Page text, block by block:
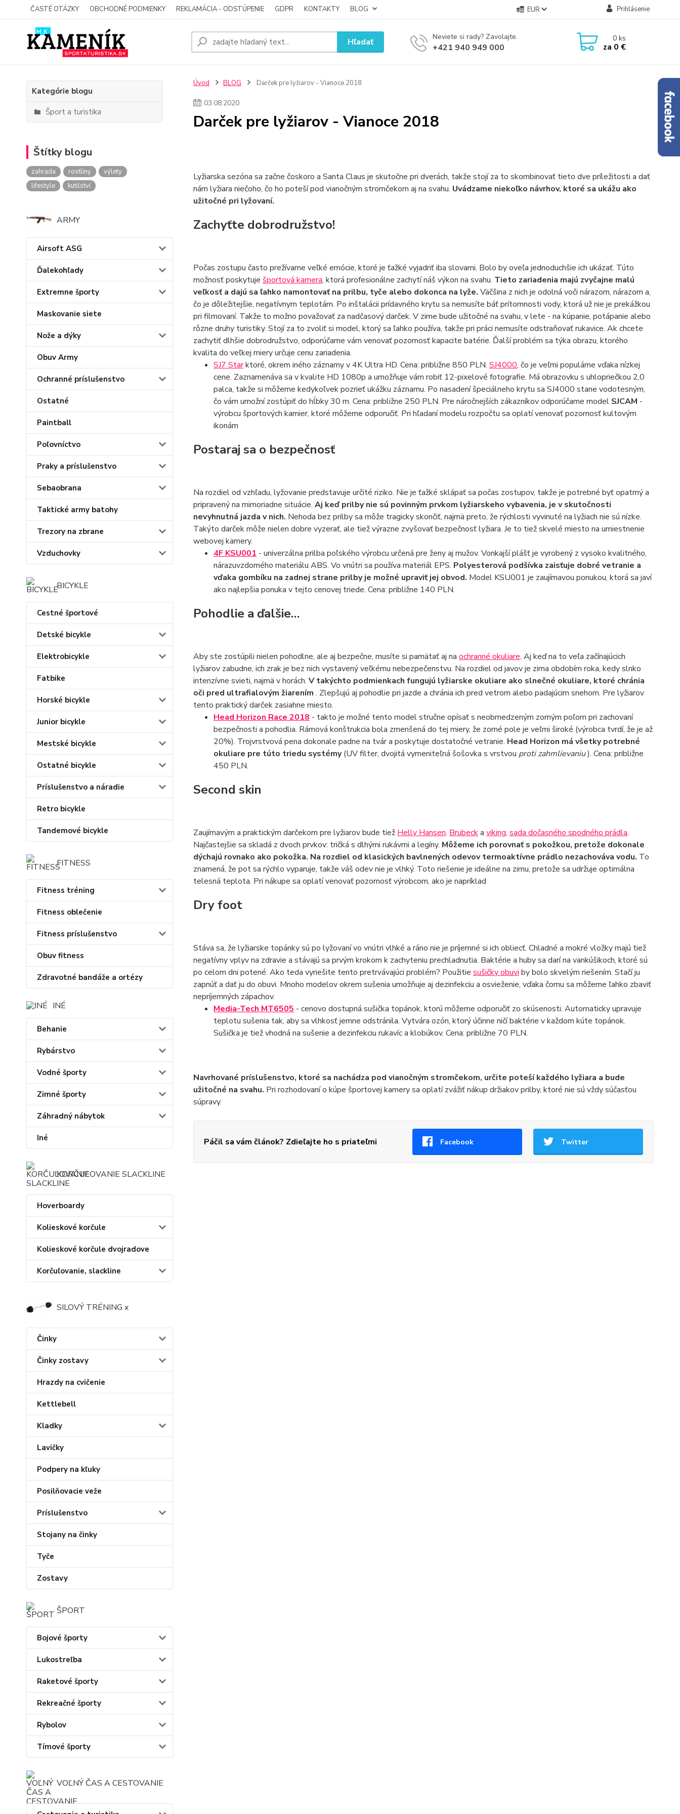
ČASTÉ OTÁZKY OBCHODNÉ PODMIENKY REKLAMÁCIA - ODSTÚPENIE GDPR KONTAKTY BLOG EUR Prihlásenie
Hľadať Neviete si rady? Zavolajte.
+421 940 949 000
0ks
za 0 €
Kategórie blogu
Šport a turistika
Štítky blogu
zahrada rostliny
výlety
lifestyle
kutilství
ARMY
Airsoft ASG
Ďalekohľady
Extremne športy
Maskovanie siete
Nože a dýky
Obuv Army
Ochranné príslušenstvo
Ostatné
Paintball
Poľovníctvo
Praky a príslušenstvo
Sebaobrana
Taktické army batohy
Trezory na zbrane
Vzduchovky
BICYKLE
Cestné športové
Detské bicykle
Elektrobicykle
Fatbike
Horské bicykle
Junior bicykle
Mestské bicykle
Ostatné bicykle
Príslušenstvo a náradie
Retro bicykle
Tandemové bicykle
FITNESS
Fitness tréning
Fitness oblečenie
Fitness príslušenstvo
Obuv fitness
Zdravotné bandáže a ortézy
INÉ
Behanie
Rybárstvo
Vodné športy
Zimné športy
Záhradný nábytok
Iné
KORČUĽOVANIE SLACKLINE
Hoverboardy
Kolieskové korčule
Kolieskové korčule dvojradove
Korčuľovanie, slackline
SILOVÝ TRÉNING x
Činky
Činky zostavy
Hrazdy na cvičenie
Kettlebell
Kladky
Lavičky
Podpery na kľuky
Posilňovacie veže
Príslušenstvo
Stojany na činky
Tyče
Zostavy
ŠPORT
Bojové športy
Lukostreľba
Raketové športy
Rekreačné športy
Rybolov
Tímové športy
VOĽNÝ ČAS A CESTOVANIE
Úvod BLOG Darček pre lyžiarov - Vianoce 2018
03.08.2020
Darček pre lyžiarov - Vianoce 2018
Lyžiarska sezóna sa začne čoskoro a Santa Claus je skutočne pri dverách, takže stojí za to skombinovať tieto dve príležitosti a dať
nám lyžiara niečoho, čo ho poteší pod vianočným stromčekom aj na svahu. Uvádzame niekoľko návrhov, ktoré sa ukážu ako
užitočné pri lyžovaní.
Zachyťte dobrodružstvo!
Počas zostupu často prežívame veľké emócie, ktoré je ťažké vyjadriť iba slovami. Bolo by oveľa jednoduchšie ich ukázať. Túto
možnosť poskytuje športová kamera, ktorá profesionálne zachytí náš výkon na svahu. Tieto zariadenia majú zvyčajne malú
veľkosť a dajú sa ľahko namontovať na prilbu, tyče alebo dokonca na lyže. Väčšina z nich je odolná voči nárazom, nárazom a,
čo je dôležitejšie, negatívnym teplotám. Po inštalácii prídavného krytu sa nemusíte báť prítomnosti vody, ktorá už nie je prekážkou
pri filmovaní. Takže to možno považovať za nadčasový darček. V zime bude užitočné na svahu, v lete - na kúpanie, potápanie alebo
rôzne druhy turistiky. Stojí za to zvoliť si model, ktorý sa ľahko používa, takže pri práci nemusíte odstraňovať rukavice. Ak chcete
zachytiť dlhšie dobrodružstvo, odporúčame vám venovať pozornosť kapacite batérie. Ďalší problém sa týka obrazu, ktorého
kvalita do veľkej miery určuje cenu zariadenia.
SJ7 Starktoré, okrem iného záznamy v 4K Ultra HD. Cena: približne 850 PLN. SJ4000, čo je veľmi populárne vďaka nízkej
cene. Zaznamenáva sa v kvalite HD 1080p a umožňuje vám robiť 12-pixelové fotografie. Má obrazovku s uhlopriečkou 2,0
palca, takže si môžeme kedykoľvek pozrieť ukážku záznamu. Po nasadení špeciálneho krytu sa SJ4000 stane vodotesným,
čo vám umožní zostúpiť do hĺbky 30 m. Cena: približne 250 PLN. Pre náročnejších zákazníkov odporúčame model SJCAM -
výrobcu športových kamier, ktoré môžeme odporučiť. Pri hľadaní modelu rozpočtu sa oplatí venovať pozornosť kultovým
ikonám
Postaraj sa o bezpečnosť
Na rozdiel od vzhľadu, lyžovanie predstavuje určité riziko. Nie je ťažké sklápať sa počas zostupov, takže je potrebné byť opatrný a
pripravený na mimoriadne situácie. Aj keď prilby nie sú povinným prvkom lyžiarskeho vybavenia, je v skutočnosti
nevyhnutná jazda v nich. Nehoda bez prilby sa môže tragicky skončiť, najmä preto, že rýchlosti vyvinuté na lyžiach nie sú nízke.
Takýto darček môže nielen dobre vyzerať, ale tiež výrazne zvyšovať bezpečnosť lyžiara. Je to tiež skvelé miesto na umiestnenie
webovej kamery.
4F KSU001 - univerzálna prilba poľského výrobcu určená pre ženy aj mužov. Vonkajší plášť je vyrobený z vysoko kvalitného,
nárazuvzdorného materiálu ABS. Vo vnútri sa používa materiál EPS. Polyesterová podšívka zaisťuje dobré vetranie a
vďaka gombíku na zadnej strane prilby je možné upraviť jej obvod. Model KSU001 je zaujímavou ponukou, ktorá sa javí
ako najlepšia ponuka v tejto cenovej triede. Cena: približne 140 PLN.
Pohodlie a ďalšie…
Aby ste zostúpili nielen pohodlne, ale aj bezpečne, musíte si pamätať aj na ochranné okuliare. Aj keď na to veľa začínajúcich
lyžiarov zabudne, ich zrak je bez nich vystavený veľkému nebezpečenstvu. Na rozdiel od javov je zima obdobím roka, kedy slnko
intenzívne svieti, najmä v horách. V takýchto podmienkach fungujú lyžiarske okuliare ako slnečné okuliare, ktoré chránia
oči pred ultrafialovým žiarením . Zlepšujú aj pohodlie pri jazde a chránia ich pred vetrom alebo padajúcim snehom. Pre lyžiarov
tento praktický darček zasiahne miesto.
Head Horizon Race 2018 - takto je možné tento model stručne opísať s neobmedzeným zorným poľom pri zachovaní
bezpečnosti a pohodlia. Rámová konštrukcia bola zmenšená do tej miery, že zorné pole je veľmi široké (výrobca tvrdí, že je až
20%). Trojvrstvová pena dokonale padne na tvár a poskytuje dostatočné vetranie. Head Horizon má všetky potrebné
okuliare pre túto triedu systémy(UV filter, dvojitá vymeniteľná šošovka s vrstvou proti zahmlievaniu). Cena: približne
450 PLN.
Second skin
Zaujímavým a praktickým darčekom pre lyžiarov bude tiež Helly Hansen. Brubecka viking, sada dočasného spodného prádla.
Najčastejšie sa skladá z dvoch prvkov: tričká s dlhými rukávmi a legíny. Môžeme ich porovnať s pokožkou, pretože dokonale
dýchajú rovnako ako pokožka. Na rozdiel od klasických bavlnených odevov termoaktívne prádlo nezachováva vodu. To
znamená, že pot sa rýchlo vyparuje, takže váš odev nie je vlhký. Toto riešenie je ideálne na zimu, pretože sa udržuje optimálna
telesná teplota. Pri nákupe sa oplatí venovať pozornosť výrobcom, ako je napríklad
Dry foot
Stáva sa, že lyžiarske topánky sú po lyžovaní vo vnútri vlhké a ráno nie je príjemné si ich obliecť. Chladné a mokré vložky majú tiež
negatívny vplyv na zdravie a stávajú sa prvým krokom k zachyteniu prechladnutia. Baktérie a huby sa darí na vankúšikoch, ktoré sú
po celom dni potené. Ako teda vyriešite tento pretrvávajúci problém? Použitie sušičky obuvi by bolo skvelým riešením. Stačí ju
zapnúť a dať ju do obuvi. Mnoho modelov okrem sušenia umožňuje aj dezinfekciu a osvieženie, vďaka čomu sa môžeme ľahko zbaviť
nepríjemných zápachov.
Media-Tech MT6505 - cenovo dostupná sušička topánok, ktorú môžeme odporučiť zo skúsenosti. Automaticky upravuje
teplotu sušenia tak, aby sa vlhkosť jemne odstránila. Vytvára ozón, ktorý účinne ničí baktérie v každom kúte topánok.
Sušička je tiež vhodná na sušenie a dezinfekciu rukavíc a klobúkov. Cena: približne 70 PLN.
Navrhované príslušenstvo, ktoré sa nachádza pod vianočným stromčekom, určite poteší každého lyžiara a bude
užitočné na svahu. Pri rozhodovaní o kúpe športovej kamery sa oplatí zvážiť nákup držiakov prilby, ktoré nie sú vždy súčasťou
súpravy.
Páčil sa vám článok? Zdieľajte ho s priateľmi Facebook Twitter